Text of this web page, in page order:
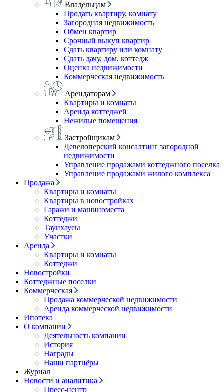
Владельцам
Продать квартиру, комнату
Загородная недвижимость
Обмен квартир
Срочный выкуп квартир
Сдать квартиру или комнату
Сдать дачу, дом, коттедж
Оценка недвижимости
Коммерческая недвижимость
Арендаторам
Квартиры и комнаты
Аренда коттеджей
Нежилые помещения
Застройщикам
Девелоперский консалтинг загородной
недвижимости
Управление продажами коттеджного поселка
Управление продажами жилого комплекса
Продажа
Квартиры и комнаты
Квартиры в новостройках
Гаражи и машиноместа
Коттеджи
Таунхаусы
Участки
Аренда
Квартиры и комнаты
Коттеджи
Новостройки
Коттеджные поселки
Коммерческая
Продажа коммерческой недвижимости
Аренда коммерческой недвижимости
Ипотека
О компании
Деятельность компании
История
Награды
Наши партнёры
Журнал
Новости и аналитика
Пресс-центр